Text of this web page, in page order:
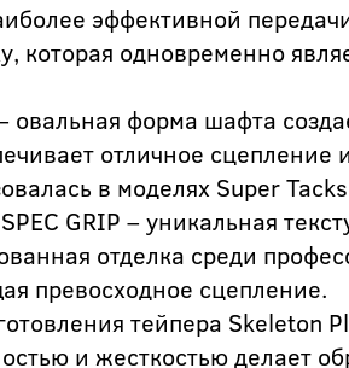
эффективной
которая одновременно
овальная форма шафта
отличное
в моделях Super
GRIP – уникальная
отделка среди
превосходное сцепление.
тейпера Skeleton
и жесткостью делает